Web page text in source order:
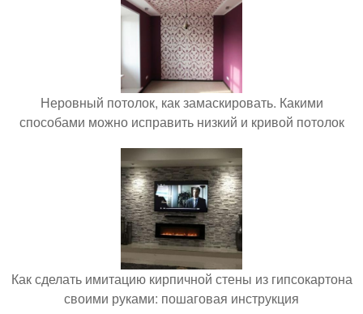
Неровный потолок, как замаскировать. Какими
способами можно исправить низкий и кривой потолок
Как сделать имитацию кирпичной стены из гипсокартона
своими руками: пошаговая инструкция